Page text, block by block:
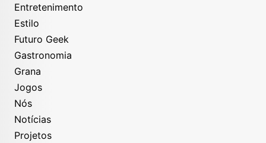
Entretenimento
Estilo
Futuro Geek
Gastronomia
Grana
Jogos
Nós
Notícias
Projetos